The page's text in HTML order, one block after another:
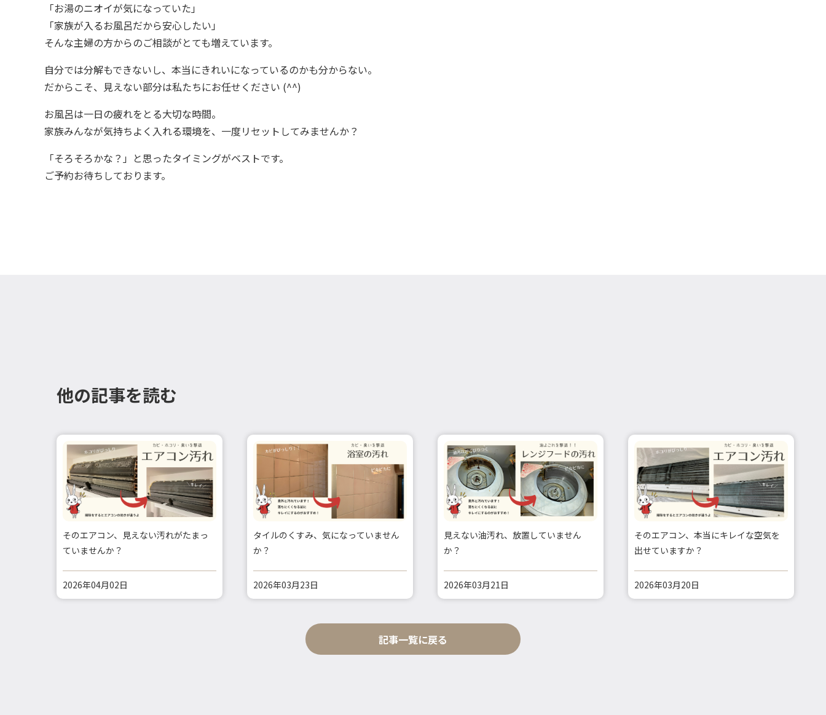
「お湯のニオイが気になっていた」
「家族が入るお風呂だから安心したい」
そんな主婦の方からのご相談がとても増えています。
自分では分解もできないし、本当にきれいになっているのかも分からない。
だからこそ、見えない部分は私たちにお任せください (^^)
お風呂は一日の疲れをとる大切な時間。
家族みんなが気持ちよく入れる環境を、一度リセットしてみませんか？
「そろそろかな？」と思ったタイミングがベストです。
ご予約お待ちしております。
他の記事を読む
そのエアコン、見えない汚れがたまっ
ていませんか？
2026年04月02日
タイルのくすみ、気になっていません
か？
2026年03月23日
見えない油汚れ、放置していません
か？
2026年03月21日
そのエアコン、本当にキレイな空気を
出せていますか？
2026年03月20日
記事一覧に戻る